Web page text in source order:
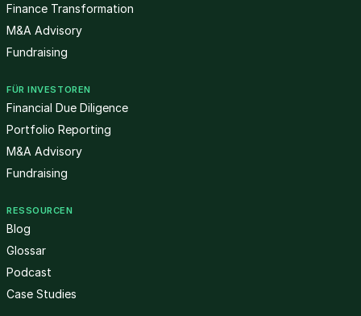
Finance Transformation
M&A Advisory
Fundraising
FÜR INVESTOREN
Financial Due Diligence
Portfolio Reporting
M&A Advisory
Fundraising
RESSOURCEN
Blog
Glossar
Podcast
Case Studies